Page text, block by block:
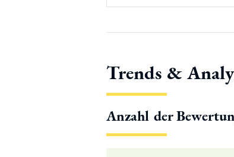
Trends &
Anzahl der